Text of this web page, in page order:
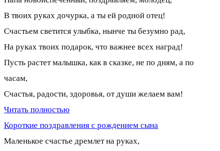
В твоих руках дочурка, а ты ей родной отец!
Счастьем светится улыбка, нынче ты безумно рад,
На руках твоих подарок, что важнее всех наград!
Пусть растет малышка, как в сказке, не по дням, а по
часам,
Счастья, радости, здоровья, от души желаем вам!
Читать полностью
Короткие поздравления с рождением сына
Маленькое счастье дремлет на руках,